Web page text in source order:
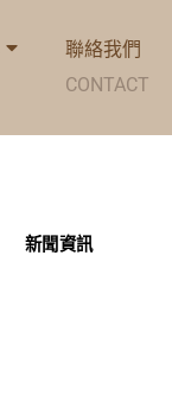
聯絡我們
CONTACT
新聞資訊